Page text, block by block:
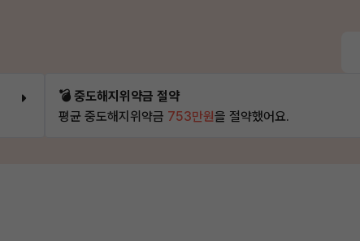
💣 중도해지위약금 절약
평균 중도해지위약금 753만원을 절약했어요.